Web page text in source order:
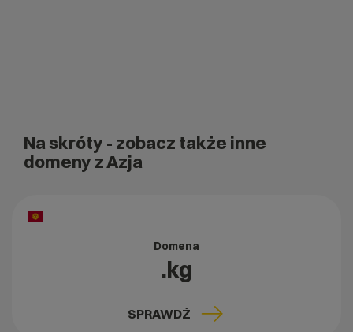
Na skróty - zobacz także inne
domeny z Azja
Domena
.kg
SPRAWDŹ